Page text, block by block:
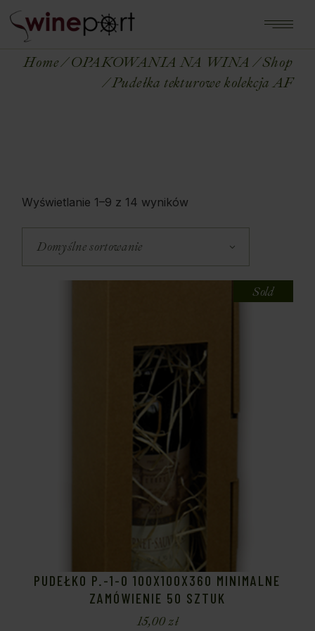
Home OPAKOWANIA NA WINA
Shop
Pudełka tekturowe kolekcja AF
Wyświetlanie 1–9 z 14 wyników
Domyślne sortowanie
Sold
PUDEŁKO P.-1-O 100X100X360 MINIMALNE
ZAMÓWIENIE 50 SZTUK
15,00zł